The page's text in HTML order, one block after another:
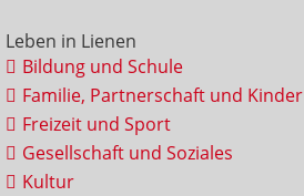
Leben in Lienen
Bildung und Schule
Familie, Partnerschaft und Kinder
Freizeit und Sport
Gesellschaft und Soziales
Kultur